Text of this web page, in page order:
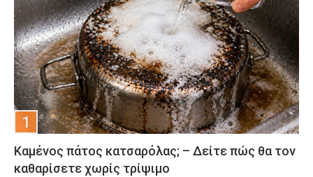
Καμένος πάτος κατσαρόλας; – Δείτε πώς θα τον
καθαρίσετε χωρίς τρίψιμο